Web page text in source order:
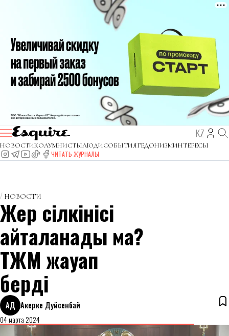
KZ
НОВОСТИКОЛУМНИСТЫЛЮДИСОБЫТИЯГЕДОНИЗМИНТЕРЕСЫ
ЧИТАТЬ ЖУРНАЛЫ
НОВОСТИ
Жер сілкінісі
қайталанады ма?
ТЖМ жауап
берді
АД Акерке Дуйсенбай
04 марта 2024